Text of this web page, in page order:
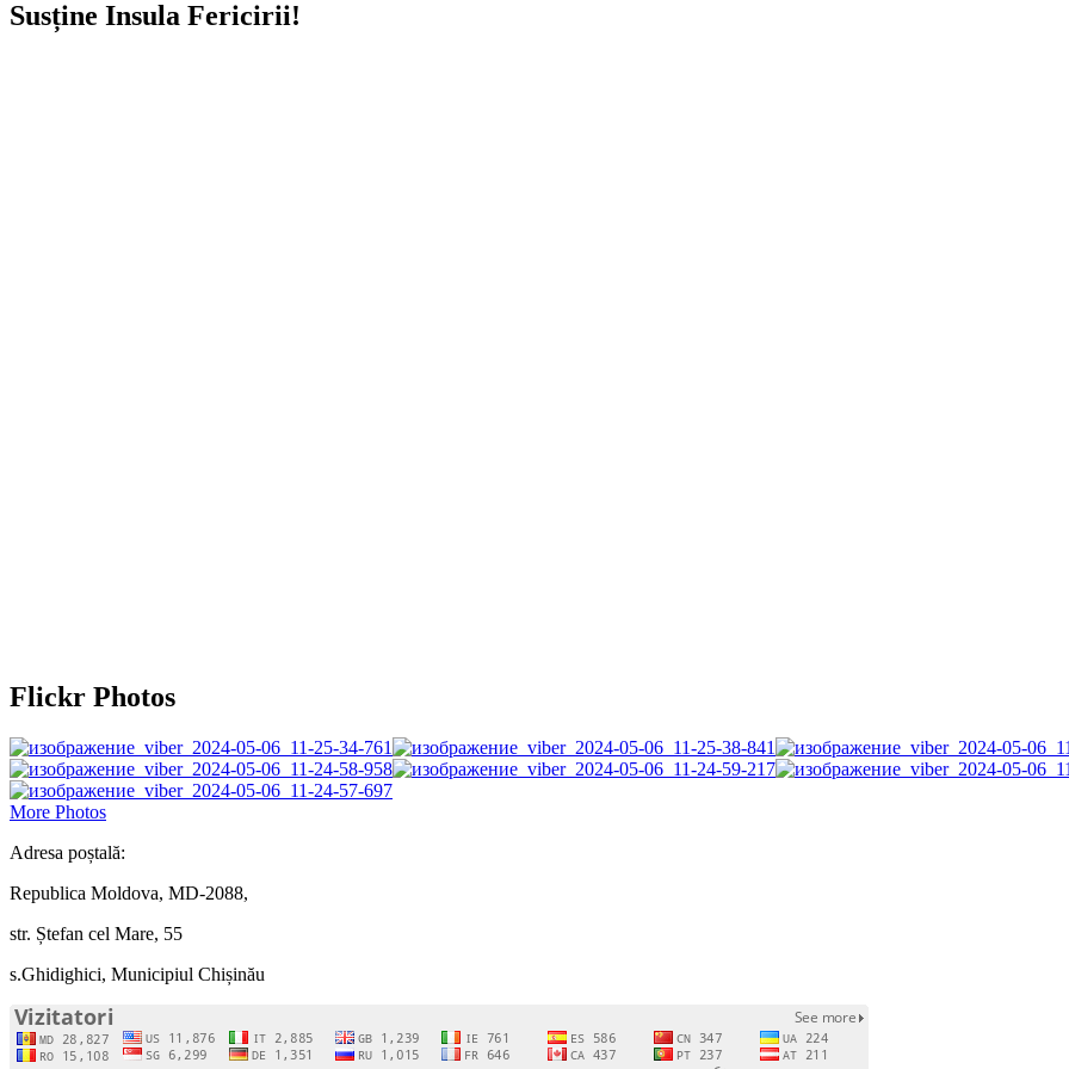
Susține Insula Fericirii!
Flickr Photos
More Photos
Adresa poștală:
Republica Moldova, MD-2088,
str. Ștefan cel Mare, 55
s.Ghidighici, Municipiul Chișinău